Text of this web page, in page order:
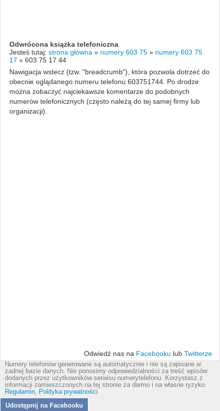
Odwrócona książka telefoniczna
Jesteś tutaj: strona główna » numery 603 75 » numery 603 75
17 » 603 75 17 44
Nawigacja wstecz (tzw. "breadcrumb"), która pozwola dotrzeć do
obecnie oglądanego numeru telefonu 603751744. Po drodze
można zobaczyć najciekawsze komentarze do podobnych
numerów telefonicznych (często należą do tej samej firmy lub
organizacji).
Odwiedź nas na Facebooku lub Twitterze
Numery telefonów generowane są automatycznie i nie są zapisane w
żadnej bazie danych. Nie ponosimy odpowiedzialności za treść wpisów
dodanych przez użytkowników serwisu numerytelefonu. Korzystasz z
informacji zamieszczonych na tej stronie za darmo i na własne ryzyko.
Regulamin, Polityka prywatności